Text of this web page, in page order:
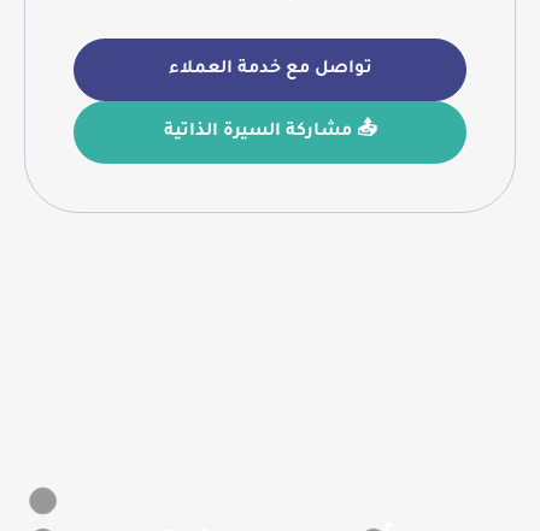
تواصل مع خدمة العملاء
📤 مشاركة السيرة الذاتية